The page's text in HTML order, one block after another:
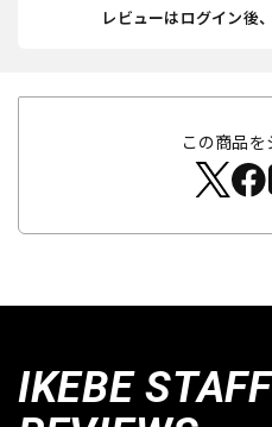
レビューはログイン後
この商品を
IKEBE STAFF